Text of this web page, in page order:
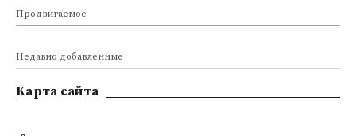
Продвигаемое
Недавно добавленные
Kарта сайта